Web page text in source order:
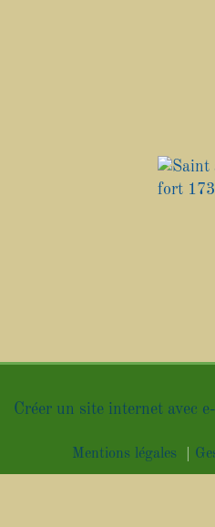
Créer un site internet avec
Mentions légales